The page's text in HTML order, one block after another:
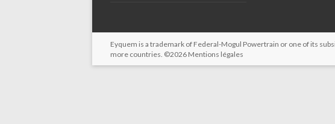
Eyquem is a trademark of Federal-Mogul Powertrain or one of its
more countries. ©2026 Mentions légales